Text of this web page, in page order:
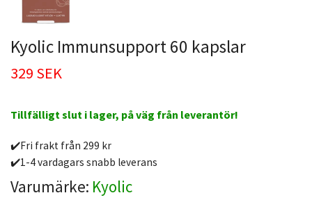
Kyolic Immunsupport 60 kapslar
329 SEK
Tillfälligt slut i lager, på väg från leverantör!
✔️Fri frakt från 299 kr
✔️1-4 vardagars snabb leverans
Varumärke: Kyolic